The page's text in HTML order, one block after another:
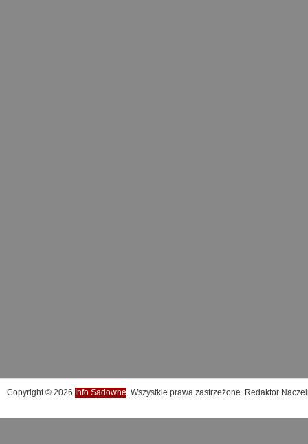
Copyright © 2026 Info Sadowne. Wszystkie prawa zastrzeżone. Redaktor